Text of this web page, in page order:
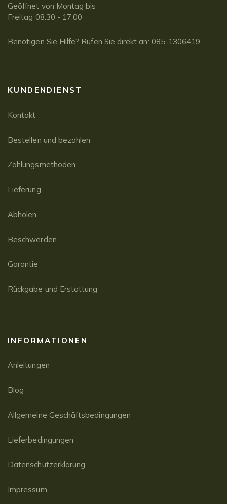
Geöffnet von Montag bis
Freitag 08:30 - 17:00
Benötigen Sie Hilfe? Rufen Sie direkt an: 085-1306419
KUNDENDIENST
Kontakt
Bestellen und bezahlen
Zahlungsmethoden
Lieferung
Abholen
Beschwerden
Garantie
Rückgabe und Erstattung
INFORMATIONEN
Anleitungen
Blog
Allgemeine Geschäftsbedingungen
Lieferbedingungen
Datenschutzerklärung
Impressum